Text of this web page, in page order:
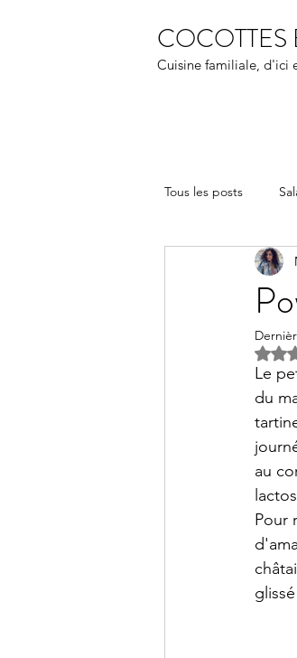
COCOTTES
Cuisine familiale, d'ici
Tous les posts
Le
du
au
Pour